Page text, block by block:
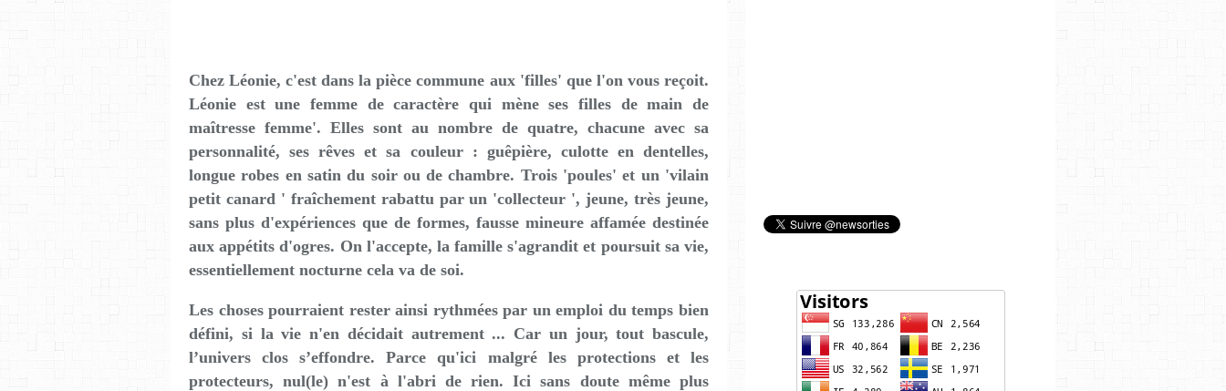
Chez Léonie, c'est dans la pièce commune aux 'filles' que l'on vous reçoit.
Léonie est une femme de caractère qui mène ses filles de main de
maîtresse femme'. Elles sont au nombre de quatre, chacune avec sa
personnalité, ses rêves et sa couleur : guêpière, culotte en dentelles,
longue robes en satin du soir ou de chambre. Trois 'poules' et un 'vilain
petit canard ' fraîchement rabattu par un 'collecteur ', jeune, très jeune,
sans plus d'expériences que de formes, fausse mineure affamée destinée
aux appétits d'ogres. On l'accepte, la famille s'agrandit et poursuit sa vie,
essentiellement nocturne cela va de soi.
Les choses pourraient rester ainsi rythmées par un emploi du temps bien
défini, si la vie n'en décidait autrement ... Car un jour, tout bascule,
l’univers clos s’effondre. Parce qu'ici malgré les protections et les
protecteurs, nul(le) n'est à l'abri de rien. Ici sans doute même plus